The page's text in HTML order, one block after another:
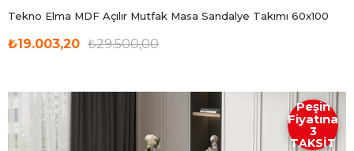
Tekno Elma MDF Açılır Mutfak Masa Sandalye Takımı 60x100
₺19.003,20 ₺29.500,00
Peşin
Fiyatına
3
TAKSİT